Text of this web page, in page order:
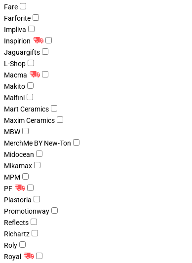
Fare
Farforite
Impliva
Inspirion
Jaguargifts
L-Shop
Macma
Makito
Malfini
Mart Ceramics
Maxim Ceramics
MBW
MerchMe BY New-Ton
Midocean
Mikamax
MPM
PF
Plastoria
Promotionway
Reflects
Richartz
Roly
Royal